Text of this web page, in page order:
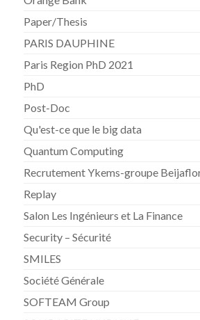
Paper/Thesis
PARIS DAUPHINE
Paris Region PhD 2021
PhD
Post-Doc
Qu'est-ce que le big data
Quantum Computing
Recrutement Ykems-groupe
Replay
Salon Les Ingénieurs et La Finance
Security – Sécurité
SMILES
Société Générale
SOFTEAM Group